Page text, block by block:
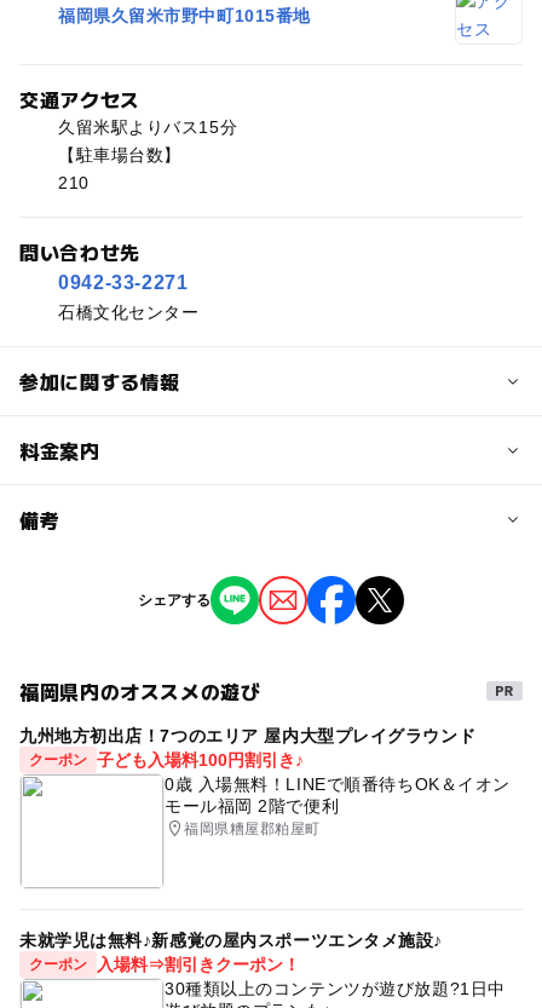
福岡県久留米市野中町1015番地
交通アクセス
久留米駅よりバス15分
【駐車場台数】
210
問い合わせ先
0942-33-2271
石橋文化センター
参加に関する情報
予約/応募
料金案内
料金について
備考
※掲載の情報は天候や主催者側の都合などにより変更にな
ることがあります。
シェアする
福岡県内のオススメの遊び
九州地方初出店！7つのエリア 屋内大型プレイグラウンド
クーポン 子ども入場料100円割引き♪
0歳 入場無料！LINEで順番待ちOK＆イオン
モール福岡 2階で便利
福岡県糟屋郡粕屋町
未就学児は無料♪新感覚の屋内スポーツエンタメ施設♪
クーポン
入場料⇒割引きクーポン！
30種類以上のコンテンツが遊び放題?1日中